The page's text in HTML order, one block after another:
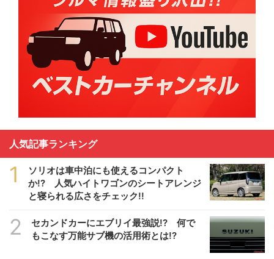
人気記事ランキング
1
ソリオは車中泊にも使えるコンパクト
か!? 人気ハイトワゴンのシートアレンジ
と寝られる広さをチェック!!
2
セカンドカーにエブリイ最強説!? 何で
もこなす万能サブ機の活用術とは!?